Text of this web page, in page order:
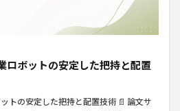
ロボットの安定した把持と配置
トの安定した把持と配置技術 📄 論文サ